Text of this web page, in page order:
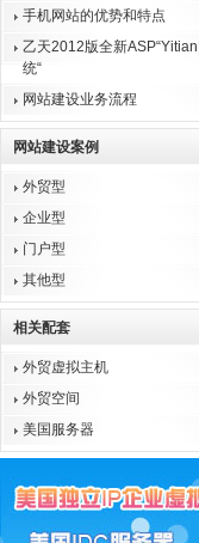
手机网站的优势和特点
乙天2012版全新
统“
网站建设业务流程
网站建设案例
外贸型
企业型
门户型
其他型
相关配套
外贸虚拟主机
外贸空间
美国服务器